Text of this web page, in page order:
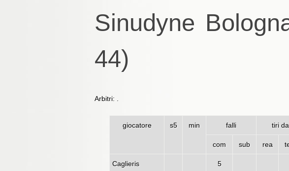
Sinudyne
44)
Arbitri: .
giocatore s5 min falli tiri
com sub rea
Caglieris 5